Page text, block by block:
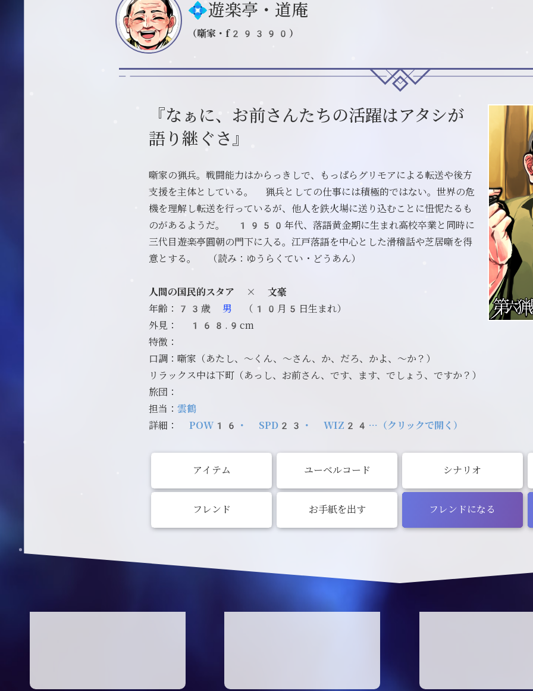
💠遊楽亭・道庵
（噺家・f29390）
『なぁに、お前さんたちの活躍はアタシが
語り継ぐさ』
噺家の猟兵。戦闘能力はからっきしで、もっぱらグリモアによる転送や後方
支援を主体としている。 猟兵としての仕事には積極的ではない。世界の危
機を理解し転送を行っているが、他人を鉄火場に送り込むことに忸怩たるも
のがあるようだ。 1950年代、落語黄金期に生まれ高校卒業と同時に
三代目遊楽亭圓朝の門下に入る。江戸落語を中心とした滑稽話や芝居噺を得
意とする。 （読み：ゆうらくてい・どうあん）
人間の国民的スタア × 文豪
年齢：73歳 男
（10月5日生まれ）
外見： 168.9cm
特徴：
口調：噺家（あたし、～くん、～さん、か、だろ、かよ、～か？）
リラックス中は下町（あっし、お前さん、です、ます、でしょう、ですか？）
旅団：
担当：雲鶴
詳細：POW16・ SPD23・ WIZ24…（クリックで開く）
アイテム ユーベルコード シナリオ
フレンド お手紙を出す フレンドになる